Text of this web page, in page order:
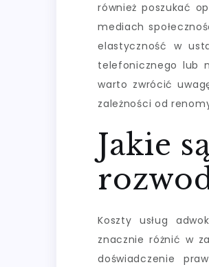
również poszukać
mediach
elastyczność w
telefonicznego lub
warto zwrócić
zależności od
Jakie
Koszty usług
znacznie różnić w
doświadczenie